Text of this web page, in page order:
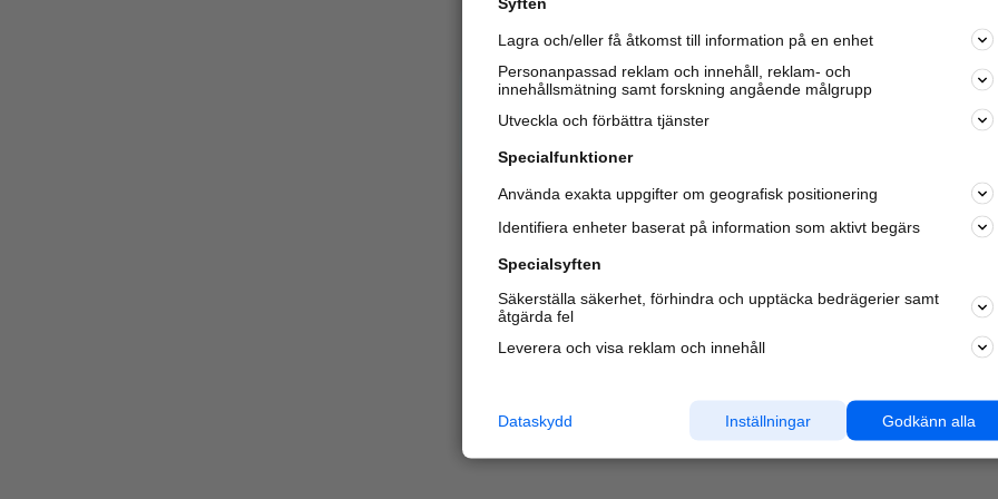
Varje vecka besöker du och 4 miljonerandra härliga
oss för att hitta rätt lokal information om företag,
Lagra och/eller få åtkomst till information på en enhet
Personanpassad reklam och innehåll, reklam- och
innehållsmätning samt forskning angående målgrupp
Utveckla och förbättra tjänster
Specialfunktioner
Använda exakta uppgifter om geografisk positionering
Identifiera enheter baserat på information som aktivt begärs
Specialsyften
Säkerställa säkerhet, förhindra och upptäcka bedrägerier samt
åtgärda fel
Leverera och visa reklam och innehåll
Godkänn alla
Inställningar
Dataskydd